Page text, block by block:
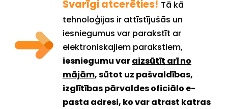
Svarīgiatcerēties! Tā kā
tehnoloģijas ir attīstījušās un
iesniegumus var parakstīt ar
elektroniskajiem parakstiem,
iesniegumu varaizsūtīt arī no
mājām, sūtot uz pašvaldības,
izglītības pārvaldes oficiālo e-
pasta adresi, ko var atrast katras